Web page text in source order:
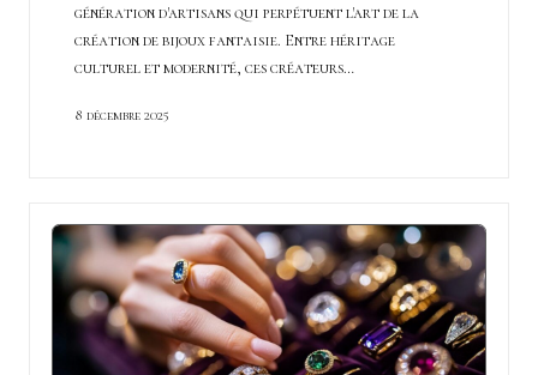
génération d'artisans qui perpétuent l'art de la
création de bijoux fantaisie. Entre héritage
culturel et modernité, ces créateurs…
8 décembre 2025